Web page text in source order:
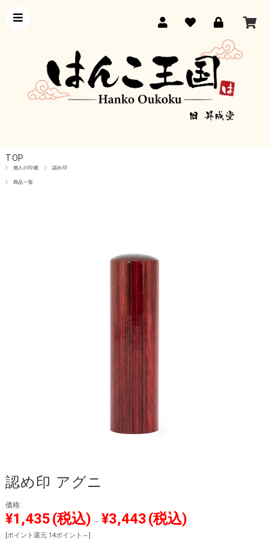
TOP
個人の印鑑 認め印
商品一覧
認め印 アグニ
価格:
¥1,435(税込) ～ ¥3,443(税込)
[ポイント還元 14ポイント～]